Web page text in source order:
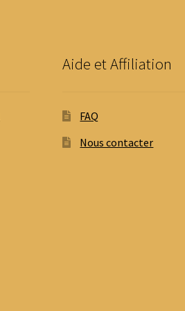
Aide et Affiliation
FAQ
Nous contacter